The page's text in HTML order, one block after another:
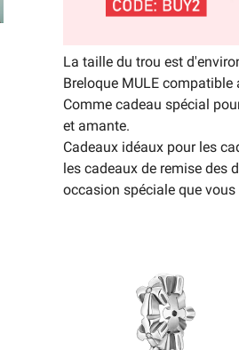
La taille du trou est
Breloque MULE compatible
Comme cadeau spécial
et amante.
Cadeaux idéaux pour les
les cadeaux de remise des
occasion spéciale que